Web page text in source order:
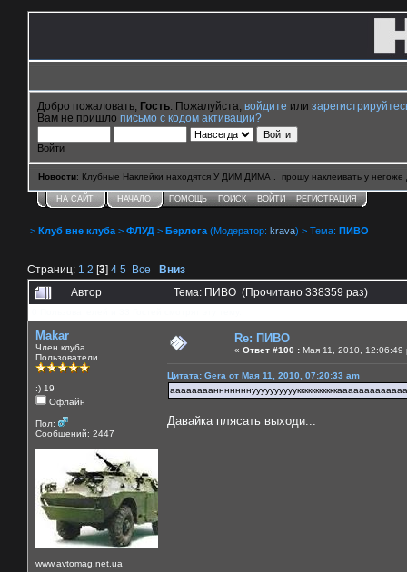
Добро пожаловать, Гость . Пожалуйста, войдите или
Вам не пришло письмо с кодом активации?
Войти
Новости: Клубные Наклейки находятся У ДИМ ДИМА . прошу наклеивать у негоже
НА САЙТ НАЧАЛО ПОМОЩЬ ПОИСК ВОЙТИ РЕГИСТРАЦИЯ
> Клуб вне клуба > ФЛУД > Берлога (Модератор: krava) > Тема: ПИВО
Страниц: 1 2 [3] 4 5 Все
Вниз
Автор
Тема: ПИВО (Прочитано 338359 раз)
Makar
Член клуба
Пользователи
:) 19
Офлайн
Пол:
Сообщений: 2447
www.avtomag.net.ua
Re: ПИВО
« Ответ #100 : Мая 11, 2010, 12:06:49
Цитата: Gera от Мая 11, 2010, 07:20:33 am
Давайка плясать выходи...